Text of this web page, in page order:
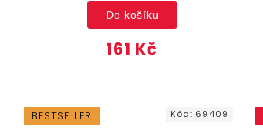
161 Kč
Do košíku
BESTSELLER Kód: 69409